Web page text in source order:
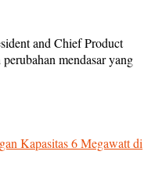
and Chief Product
mendasar yang